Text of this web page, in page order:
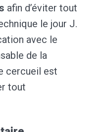
afin d’éviter tout
le jour J.
avec le
de la
cercueil est
tout